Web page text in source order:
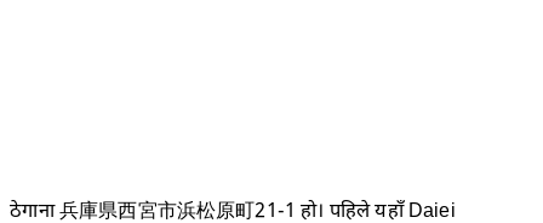
ठेगाना 兵庫県西宮市浜松原町21-1 हो। पहिले यहाँ Daiei